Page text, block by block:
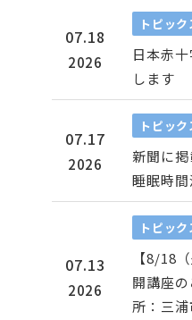
07.18
2026
トピック
日本赤
します
07.17
2026
トピック
新聞に
睡眠時
07.13
2026
トピック
【8/18
開講座
所：三